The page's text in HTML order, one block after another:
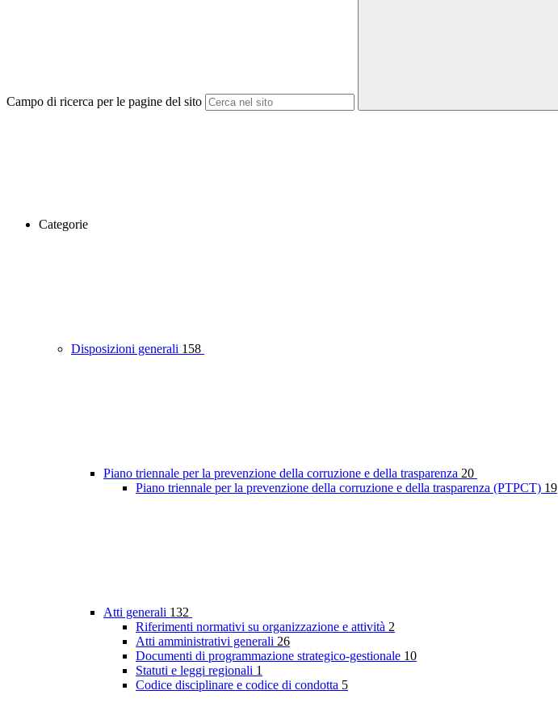
Campo di ricerca per le pagine del sito
Categorie
Disposizioni generali 158
Piano triennale per la prevenzione della corruzione e della trasparenza 20
Piano triennale per la prevenzione della corruzione e della trasparenza (PTPCT) 19
Atti generali 132
Riferimenti normativi su organizzazione e attività 2
Atti amministrativi generali 26
Documenti di programmazione strategico-gestionale 10
Statuti e leggi regionali 1
Codice disciplinare e codice di condotta 5